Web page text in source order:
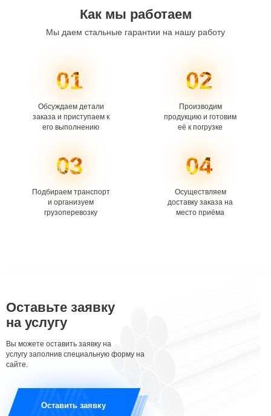
Как мы работаем
Мы даем стальные гарантии на нашу работу
01
Обсуждаем детали
заказа и приступаем к
его выполнению
02
Производим
продукцию и готовим
её к погрузке
03
Подбираем транспорт
и организуем
грузоперевозку
04
Осуществляем
доставку заказа на
место приёма
Оставьте заявку
на услугу
Вы можете оставить заявку на
услугу заполнив специальную форму на
сайте.
Оставить заявку